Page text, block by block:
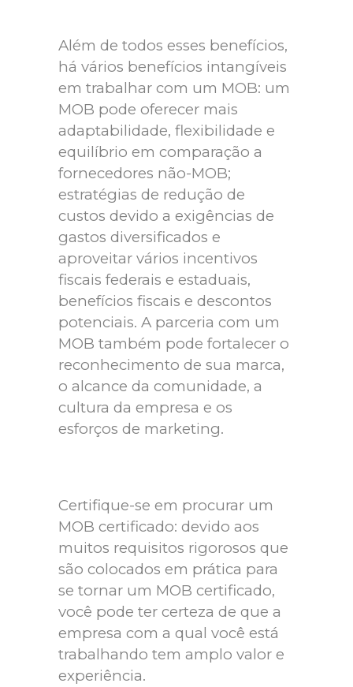
Além de todos esses benefícios,
há vários benefícios intangíveis
em trabalhar com um MOB: um
MOB pode oferecer mais
adaptabilidade, flexibilidade e
equilíbrio em comparação a
fornecedores não-MOB;
estratégias de redução de
custos devido a exigências de
gastos diversificados e
aproveitar vários incentivos
fiscais federais e estaduais,
benefícios fiscais e descontos
potenciais. A parceria com um
MOB também pode fortalecer o
reconhecimento de sua marca,
o alcance da comunidade, a
cultura da empresa e os
esforços de marketing.
Certifique-se em procurar um
MOB certificado: devido aos
muitos requisitos rigorosos que
são colocados em prática para
se tornar um MOB certificado,
você pode ter certeza de que a
empresa com a qual você está
trabalhando tem amplo valor e
experiência.